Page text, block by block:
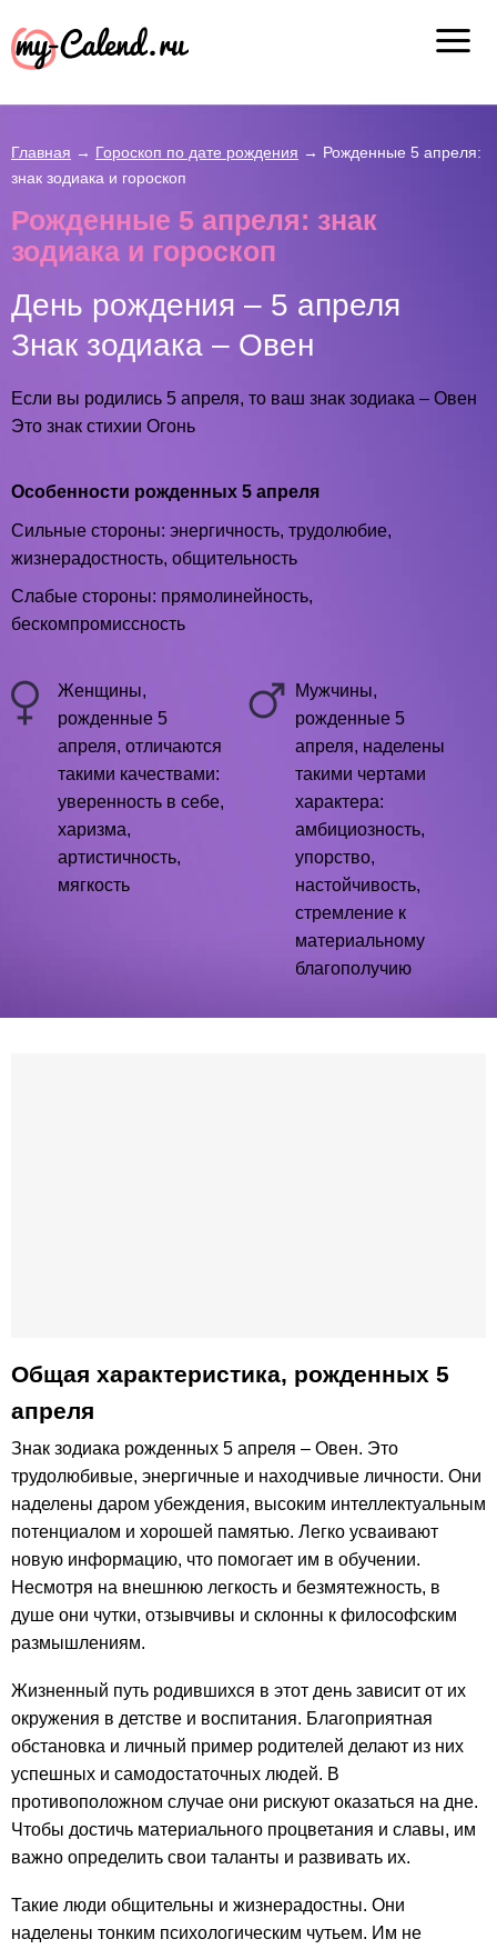
Главная → Гороскоп по дате рождения → Рожденные 5 апреля:
знак зодиака и гороскоп
Рожденные 5 апреля: знак
зодиака и гороскоп
День рождения – 5 апреля
Знак зодиака – Овен
Если вы родились 5 апреля, то ваш знак зодиака – Овен
Это знак стихии Огонь
Особенности рожденных 5 апреля
Сильные стороны: энергичность, трудолюбие,
жизнерадостность, общительность
Слабые стороны: прямолинейность,
бескомпромиссность
Женщины,
рожденные 5
апреля, отличаются
такими качествами:
уверенность в себе,
харизма,
артистичность,
мягкость
Мужчины,
рожденные 5
апреля, наделены
такими чертами
характера:
амбициозность,
упорство,
настойчивость,
стремление к
материальному
благополучию
Общая характеристика, рожденных 5
апреля
Знак зодиака рожденных 5 апреля – Овен. Это
трудолюбивые, энергичные и находчивые личности. Они
наделены даром убеждения, высоким интеллектуальным
потенциалом и хорошей памятью. Легко усваивают
новую информацию, что помогает им в обучении.
Несмотря на внешнюю легкость и безмятежность, в
душе они чутки, отзывчивы и склонны к философским
размышлениям.
Жизненный путь родившихся в этот день зависит от их
окружения в детстве и воспитания. Благоприятная
обстановка и личный пример родителей делают из них
успешных и самодостаточных людей. В
противоположном случае они рискуют оказаться на дне.
Чтобы достичь материального процветания и славы, им
важно определить свои таланты и развивать их.
Такие люди общительны и жизнерадостны. Они
наделены тонким психологическим чутьем. Им не